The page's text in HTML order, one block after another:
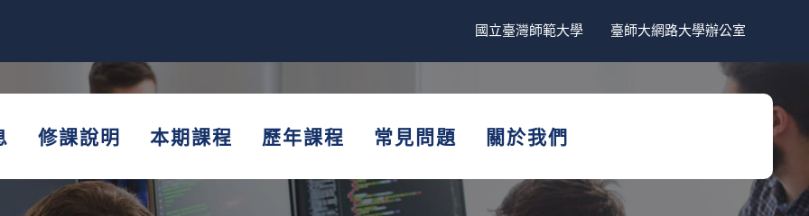
國立臺灣師範大學 臺師大網路大學辦公室
修課說明 本期課程 歷年課程 常見問題 關於我們